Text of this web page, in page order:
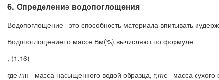
6. Определение водопоглощения
Водопоглощение –это способность материала впитывать
Водопоглощениепо массе Вм(%) вычисляют по формуле
, (1.16)
где mн– масса насыщенного водой образца, г;mс– масса сухого